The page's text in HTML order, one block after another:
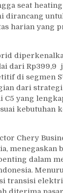
seat
dirancang
harian yang
dari Rp399,9
di segmen
dari
yang
kebutuhan
Chery
menegaskan
dalam
transisi